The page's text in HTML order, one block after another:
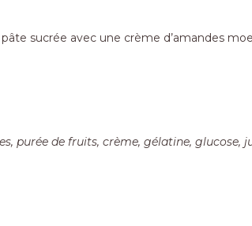
sucrée avec une crème d’amandes
purée de fruits, crème, gélatine, glucose,